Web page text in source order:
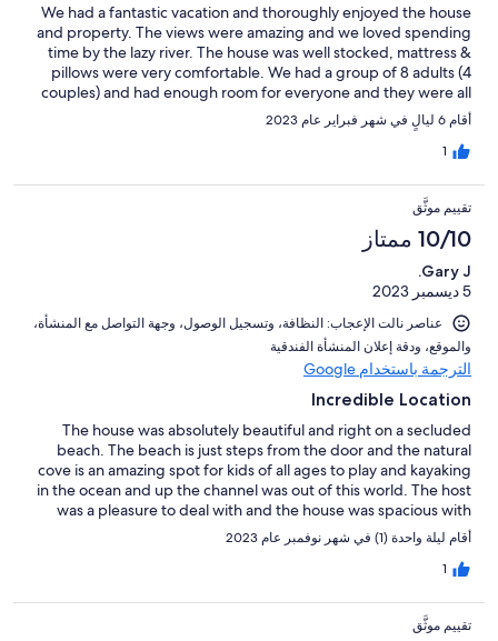
We had a fantastic vacation and thoroughly enjoyed the house
and property. The views were amazing and we loved spending
time by the lazy river. The house was well stocked, mattress &
pillows were very comfortable. We had a group of 8 adults (4
couples) and had enough room for everyone and they were all
very happy with the property. We hope to come back to the
Blue Lagoon next year!
أقام 6 ليالٍ في شهر فبراير عام 2023
1
تقييم موثَّق
10/10 ممتاز
Gary J.
5 ديسمبر 2023
عناصر نالت الإعجاب: ⁦النظافة⁩، و⁦تسجيل الوصول⁩، و⁦جهة التواصل مع المنشأة⁩،
و⁦الموقع⁩، و⁦دقة إعلان المنشأة الفندقية⁩
الترجمة باستخدام Google
Incredible Location
The house was absolutely beautiful and right on a secluded
beach. The beach is just steps from the door and the natural
cove is an amazing spot for kids of all ages to play and kayaking
in the ocean and up the channel was out of this world. The host
was a pleasure to deal with and the house was spacious with
incredible views. I will definitely be coming back.
أقام ليلة واحدة (1) في شهر نوفمبر عام 2023
1
تقييم موثَّق